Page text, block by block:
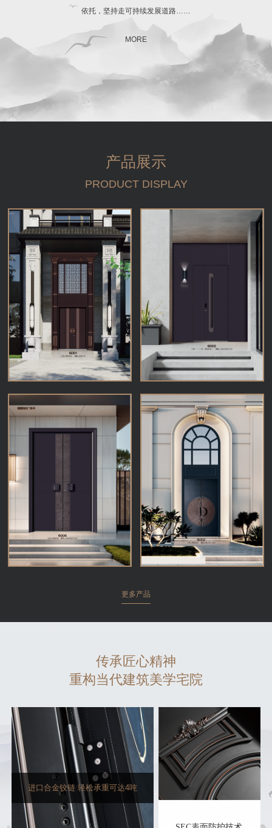
依托，坚持走可持续发展道路……
MORE
产品展示
PRODUCT DISPLAY
更多产品
传承匠心精神
重构当代建筑美学宅院
进口合金铰链 轻松承重可达4吨